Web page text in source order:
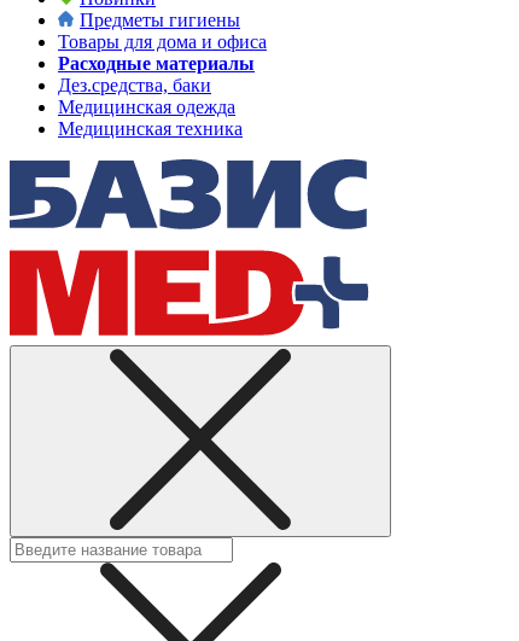
Предметы гигиены
Товары для дома и офиса
Расходные материалы
Дез.средства, баки
Медицинская одежда
Медицинская техника